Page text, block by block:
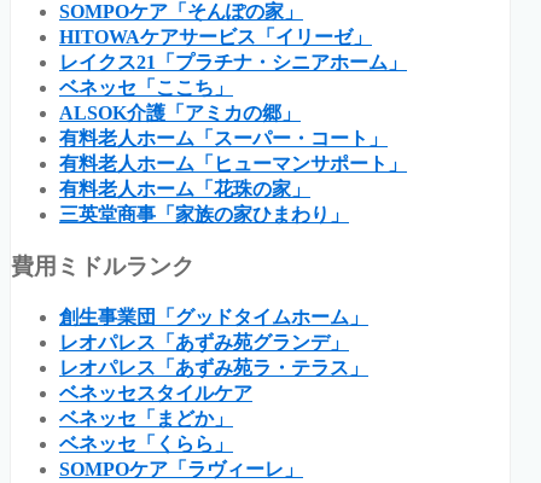
SOMPOケア「そんぽの家」
HITOWAケアサービス「イリーゼ」
レイクス21「プラチナ・シニアホーム」
ベネッセ「ここち」
ALSOK介護「アミカの郷」
有料老人ホーム「スーパー・コート」
有料老人ホーム「ヒューマンサポート」
有料老人ホーム「花珠の家」
三英堂商事「家族の家ひまわり」
費用ミドルランク
創生事業団「グッドタイムホーム」
レオパレス「あずみ苑グランデ」
レオパレス「あずみ苑ラ・テラス」
ベネッセスタイルケア
ベネッセ「まどか」
ベネッセ「くらら」
SOMPOケア「ラヴィーレ」